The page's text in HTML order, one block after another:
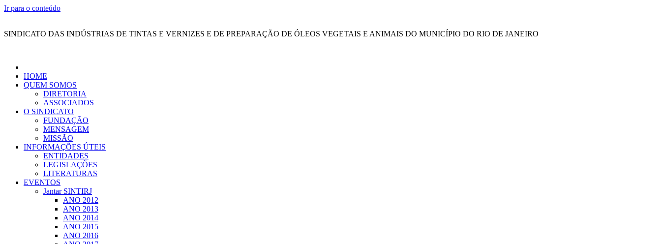
Ir para o conteúdo
SINDICATO DAS INDÚSTRIAS DE TINTAS E VERNIZES E DE PREPARAÇÃO DE ÓLEOS VEGETAIS E ANIMAIS DO MUNICÍPIO DO RIO DE JANEIRO
HOME
QUEM SOMOS
DIRETORIA
ASSOCIADOS
O SINDICATO
FUNDAÇÃO
MENSAGEM
MISSÃO
INFORMAÇÕES ÚTEIS
ENTIDADES
LEGISLAÇÕES
LITERATURAS
EVENTOS
Jantar SINTIRJ
ANO 2012
ANO 2013
ANO 2014
ANO 2015
ANO 2016